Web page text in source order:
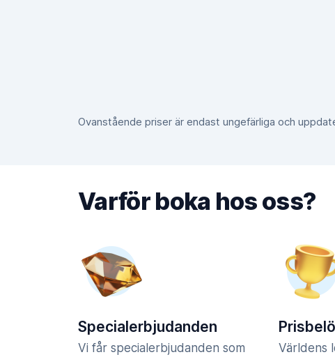
Ovanstående priser är endast ungefärliga och
Varför boka hos oss?
Specialerbjudanden
Vi får specialerbjudanden som
Världens